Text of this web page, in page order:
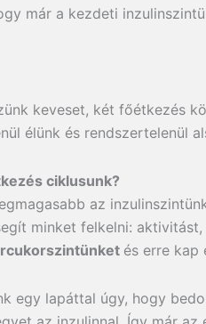
már a kezdeti
keveset, két főétkezés
élünk és rendszertelenül
ciklusunk?
az
minket felkelni:
és erre kap
egy lapáttal úgy, hogy